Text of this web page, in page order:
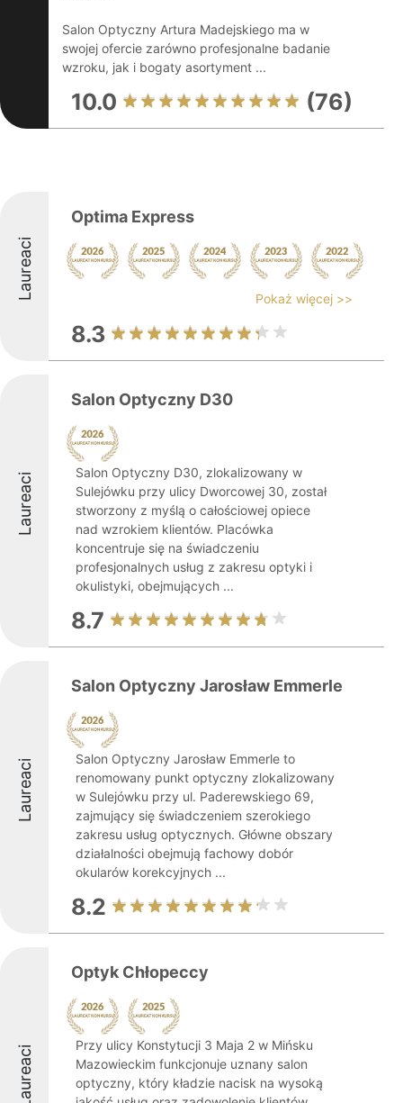
Salon Optyczny Artura Madejskiego ma w
swojej ofercie zarówno profesjonalne badanie
wzroku, jak i bogaty asortyment ...
10.0 (76)
Laureaci
Optima Express
Pokaż więcej >>
8.3
Laureaci
Salon Optyczny D30
Salon Optyczny D30, zlokalizowany w
Sulejówku przy ulicy Dworcowej 30, został
stworzony z myślą o całościowej opiece
nad wzrokiem klientów. Placówka
koncentruje się na świadczeniu
profesjonalnych usług z zakresu optyki i
okulistyki, obejmujących ...
8.7
Laureaci
Salon Optyczny Jarosław Emmerle
Salon Optyczny Jarosław Emmerle to
renomowany punkt optyczny zlokalizowany
w Sulejówku przy ul. Paderewskiego 69,
zajmujący się świadczeniem szerokiego
zakresu usług optycznych. Główne obszary
działalności obejmują fachowy dobór
okularów korekcyjnych ...
8.2
Laureaci
Optyk Chłopeccy
Przy ulicy Konstytucji 3 Maja 2 w Mińsku
Mazowieckim funkcjonuje uznany salon
optyczny, który kładzie nacisk na wysoką